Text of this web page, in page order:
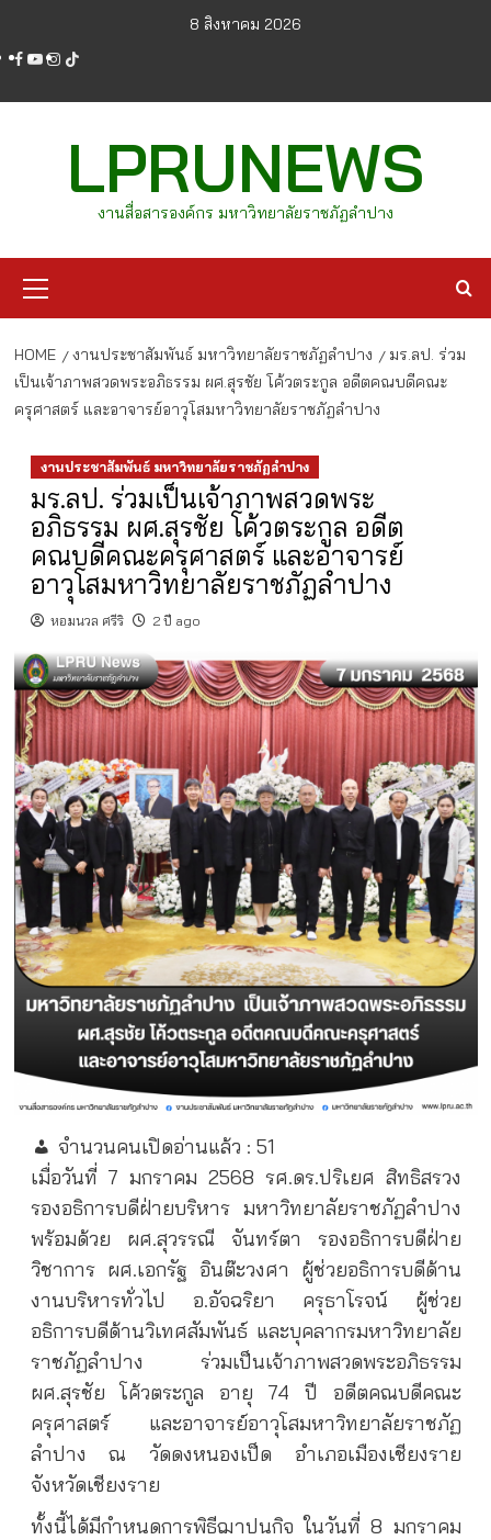
content
8 สิงหาคม 2026
facebook
youtube
instagram
tiktok
LPRUNEWS
งานสื่อสารองค์กร มหาวิทยาลัยราชภัฏลำปาง
Menu
HOME งานประชาสัมพันธ์ มหาวิทยาลัยราชภัฏลำปาง
มร.ลป. ร่วม
เป็นเจ้าภาพสวดพระอภิธรรม ผศ.สุรชัย โค้วตระกูล อดีตคณบดีคณะ
ครุศาสตร์ และอาจารย์อาวุโสมหาวิทยาลัยราชภัฏลำปาง
งานประชาสัมพันธ์ มหาวิทยาลัยราชภัฏลำปาง
มร.ลป. ร่วมเป็นเจ้าภาพสวดพระ
อภิธรรม ผศ.สุรชัย โค้วตระกูล อดีต
คณบดีคณะครุศาสตร์ และอาจารย์
อาวุโสมหาวิทยาลัยราชภัฏลำปาง
หอมนวล ศรีริ 2 ปี ago
จำนวนคนเปิดอ่านแล้ว : 51
เมื่อวันที่ 7 มกราคม 2568 รศ.ดร.ปริเยศ สิทธิสรวง
รองอธิการบดีฝ่ายบริหาร มหาวิทยาลัยราชภัฏลำปาง
พร้อมด้วย ผศ.สุวรรณี จันทร์ตา รองอธิการบดีฝ่าย
วิชาการ ผศ.เอกรัฐ อินต๊ะวงศา ผู้ช่วยอธิการบดีด้าน
งานบริหารทั่วไป อ.อัจฉริยา ครุธาโรจน์ ผู้ช่วย
อธิการบดีด้านวิเทศสัมพันธ์ และบุคลากรมหาวิทยาลัย
ราชภัฏลำปาง ร่วมเป็นเจ้าภาพสวดพระอภิธรรม
ผศ.สุรชัย โค้วตระกูล อายุ 74 ปี อดีตคณบดีคณะ
ครุศาสตร์ และอาจารย์อาวุโสมหาวิทยาลัยราชภัฏ
ลำปาง ณ วัดดงหนองเป็ด อำเภอเมืองเชียงราย
จังหวัดเชียงราย
ทั้งนี้ได้มีกำหนดการพิธีฌาปนกิจ ในวันที่ 8 มกราคม